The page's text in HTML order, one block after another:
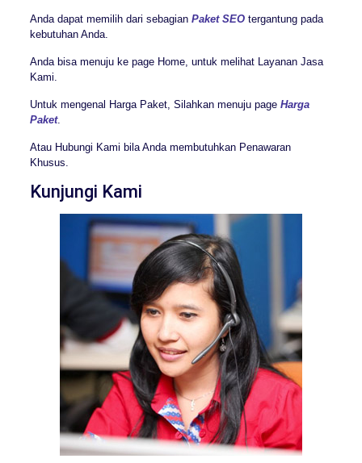
Anda dapat memilih dari sebagian Paket SEOtergantung pada
kebutuhan Anda.
Anda bisa menuju ke page Home, untuk melihat Layanan Jasa
Kami.
Untuk mengenal Harga Paket, Silahkan menuju page Harga
Paket.
Atau Hubungi Kami bila Anda membutuhkan Penawaran
Khusus.
Kunjungi Kami